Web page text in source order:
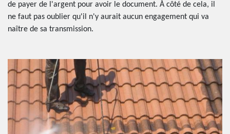
de payer de l'argent pour avoir le document. À côté de cela, il
ne faut pas oublier qu'il n'y aurait aucun engagement qui va
naître de sa transmission.